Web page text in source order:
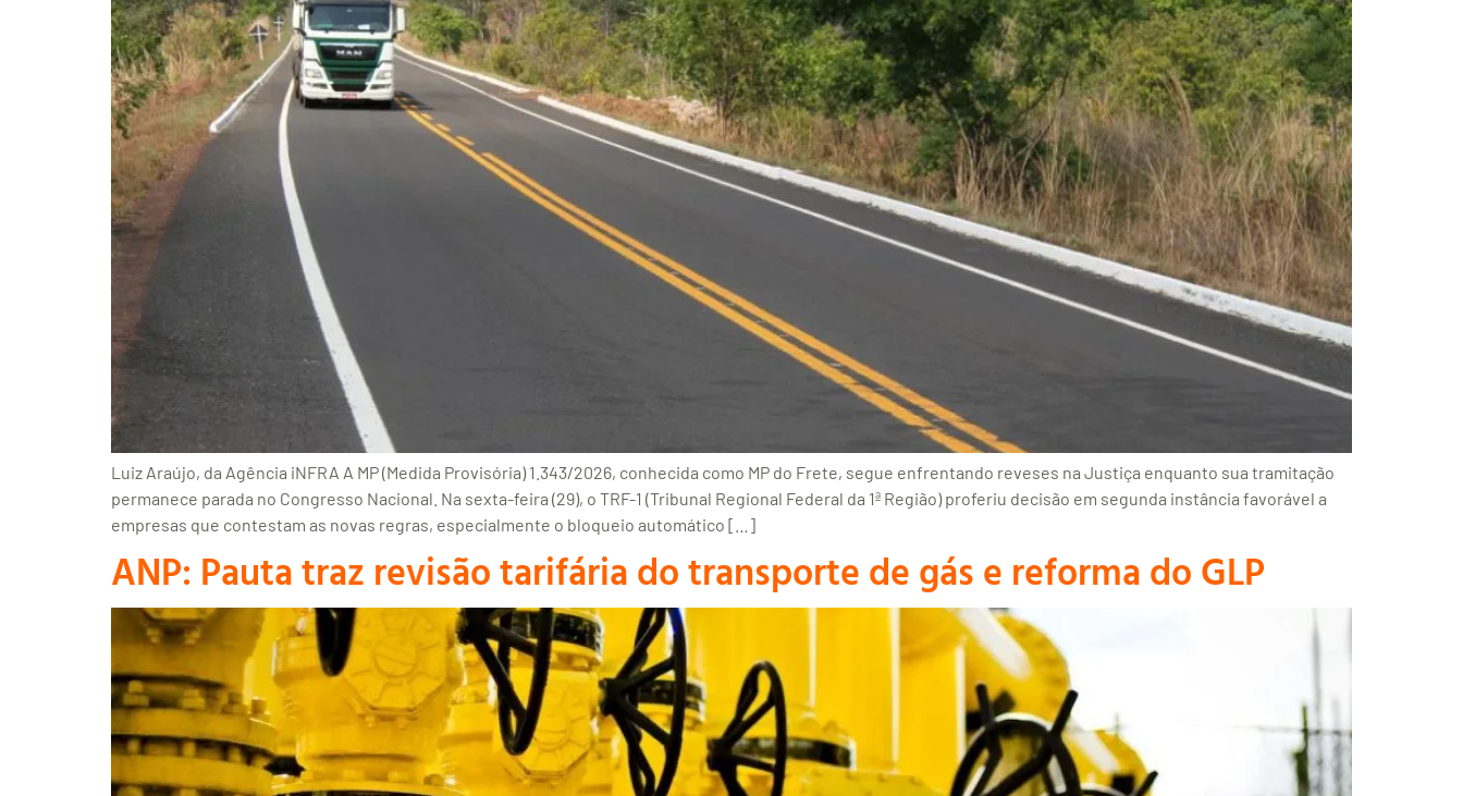
Luiz Araújo, da Agência iNFRA A MP (Medida Provisória) 1.343/2026, conhecida como MP do Frete, segue enfrentando reveses na Justiça enquanto sua tramitação
permanece parada no Congresso Nacional. Na sexta-feira (29), o TRF-1 (Tribunal Regional Federal da 1ª Região) proferiu decisão em segunda instância favorável a
empresas que contestam as novas regras, especialmente o bloqueio automático […]
ANP: Pauta traz revisão tarifária do transporte de gás e reforma do GLP